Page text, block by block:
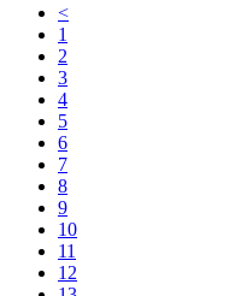
<
1
2
3
4
5
6
7
8
9
10
11
12